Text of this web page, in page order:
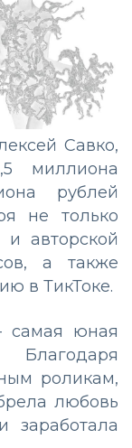
Савко,
миллиона
рублей
не только
авторской
а также
в ТикТоке.
самая юная
роликам,
любовь
заработала